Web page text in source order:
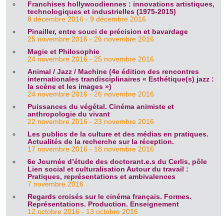
Franchises hollywoodiennes : innovations artistiques,
technologiques et industrielles (1975-2015)
8 décembre 2016 - 9 décembre 2016
Pinailler, entre souci de précision et bavardage
25 novembre 2016 - 26 novembre 2016
Magie et Philosophie
24 novembre 2016 - 25 novembre 2016
Animal / Jazz / Machine (4e édition des rencontres
internationales trandisciplinaires « Esthétique(s) jazz :
la scène et les images »)
24 novembre 2016 - 26 novembre 2016
Puissances du végétal. Cinéma animiste et
anthropologie du vivant
22 novembre 2016 - 23 novembre 2016
Les publics de la culture et des médias en pratiques.
Actualités de la recherche sur la réception.
17 novembre 2016 - 18 novembre 2016
6e Journée d’étude des doctorant.e.s du Cerlis, pôle
Lien social et culturalisation Autour du travail :
Pratiques, représentations et ambivalences
7 novembre 2016
Regards croisés sur le cinéma français. Formes.
Représentations. Production. Enseignement
12 octobre 2016 - 13 octobre 2016